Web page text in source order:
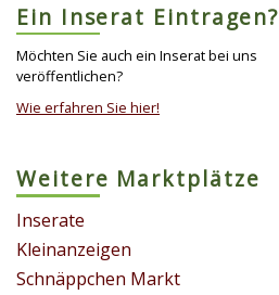
Ein Inserat Eintragen?
Möchten Sie auch ein Inserat bei uns
veröffentlichen?
Wie erfahren Sie hier!
Weitere Marktplätze
Inserate
Kleinanzeigen
Schnäppchen Markt